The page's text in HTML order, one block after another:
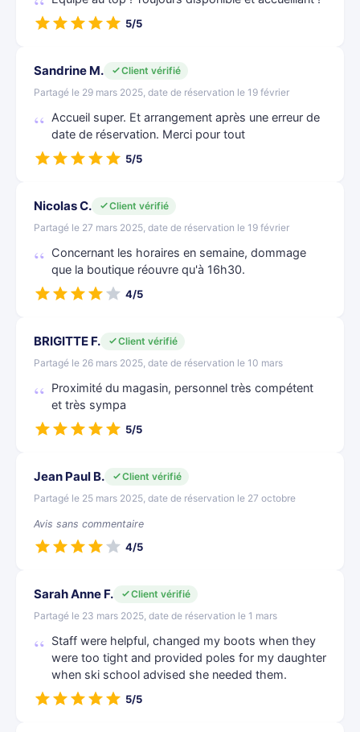
5/5
Sandrine M.
Client vérifié
Partagé le 29 mars 2025, date de réservation le 19 février
Accueil super. Et arrangement après une erreur de
date de réservation. Merci pour tout
5/5
Nicolas C.
Client vérifié
Partagé le 27 mars 2025, date de réservation le 19 février
Concernant les horaires en semaine, dommage
que la boutique réouvre qu'à 16h30.
4/5
BRIGITTE F.
Client vérifié
Partagé le 26 mars 2025, date de réservation le 10 mars
Proximité du magasin, personnel très compétent
et très sympa
5/5
Jean Paul B.
Client vérifié
Partagé le 25 mars 2025, date de réservation le 27 octobre
Avis sans commentaire
4/5
Sarah Anne F.
Client vérifié
Partagé le 23 mars 2025, date de réservation le 1 mars
Staff were helpful, changed my boots when they
were too tight and provided poles for my daughter
when ski school advised she needed them.
5/5